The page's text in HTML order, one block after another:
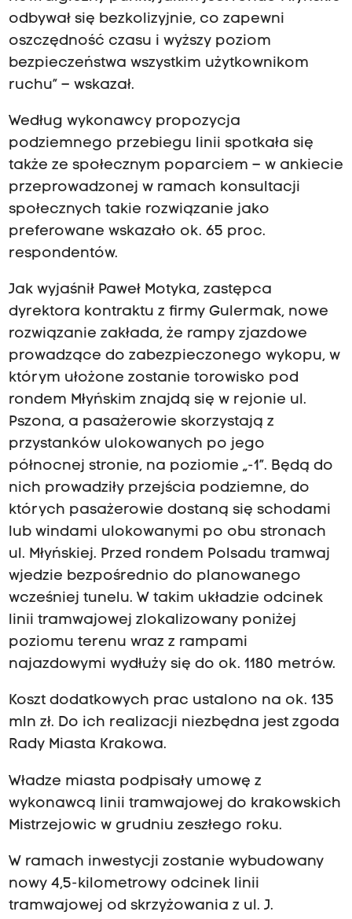
odbywał się bezkolizyjnie, co zapewni
oszczędność czasu i wyższy poziom
bezpieczeństwa wszystkim użytkownikom
ruchu” – wskazał.
Według wykonawcy propozycja
podziemnego przebiegu linii spotkała się
także ze społecznym poparciem – w ankiecie
przeprowadzonej w ramach konsultacji
społecznych takie rozwiązanie jako
preferowane wskazało ok. 65 proc.
respondentów.
Jak wyjaśnił Paweł Motyka, zastępca
dyrektora kontraktu z firmy Gulermak, nowe
rozwiązanie zakłada, że rampy zjazdowe
prowadzące do zabezpieczonego wykopu, w
którym ułożone zostanie torowisko pod
rondem Młyńskim znajdą się w rejonie ul.
Pszona, a pasażerowie skorzystają z
przystanków ulokowanych po jego
północnej stronie, na poziomie „-1”. Będą do
nich prowadziły przejścia podziemne, do
których pasażerowie dostaną się schodami
lub windami ulokowanymi po obu stronach
ul. Młyńskiej. Przed rondem Polsadu tramwaj
wjedzie bezpośrednio do planowanego
wcześniej tunelu. W takim układzie odcinek
linii tramwajowej zlokalizowany poniżej
poziomu terenu wraz z rampami
najazdowymi wydłuży się do ok. 1180 metrów.
Koszt dodatkowych prac ustalono na ok. 135
mln zł. Do ich realizacji niezbędna jest zgoda
Rady Miasta Krakowa.
Władze miasta podpisały umowę z
wykonawcą linii tramwajowej do krakowskich
Mistrzejowic w grudniu zeszłego roku.
W ramach inwestycji zostanie wybudowany
nowy 4,5-kilometrowy odcinek linii
tramwajowej od skrzyżowania z ul. J.